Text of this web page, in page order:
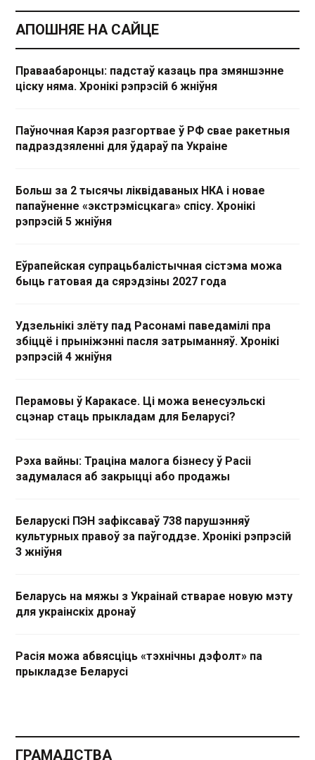
АПОШНЯЕ НА САЙЦЕ
Праваабаронцы: падстаў казаць пра змяншэнне
ціску няма. Хронікі рэпрэсій 6 жніўня
Паўночная Карэя разгортвае ў РФ свае ракетныя
падраздзяленні для ўдараў па Украіне
Больш за 2 тысячы ліквідаваных НКА і новае
папаўненне «экстрэмісцкага» спісу. Хронікі
рэпрэсій 5 жніўня
Еўрапейская супрацьбалістычная сістэма можа
быць гатовая да сярэдзіны 2027 года
Удзельнікі злёту пад Расонамі паведамілі пра
збіццё і прыніжэнні пасля затрыманняў. Хронікі
рэпрэсій 4 жніўня
Перамовы ў Каракасе. Ці можа венесуэльскі
сцэнар стаць прыкладам для Беларусі?
Рэха вайны: Траціна малога бізнесу ў Расіі
задумалася аб закрыцці або продажы
Беларускі ПЭН зафіксаваў 738 парушэнняў
культурных правоў за паўгоддзе. Хронікі рэпрэсій
3 жніўня
Беларусь на мяжы з Украінай стварае новую мэту
для украінскіх дронаў
Расія можа абвясціць «тэхнічны дэфолт» па
прыкладзе Беларусі
ГРАМАДСТВА